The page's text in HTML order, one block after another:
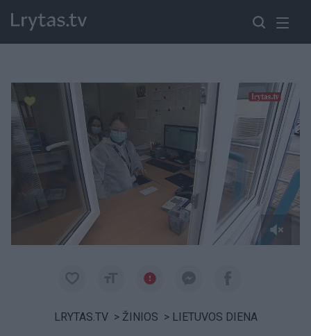
Paremkite Ukrainą
LRYTAS.TV > ŽINIOS > LIETUVOS DIENA